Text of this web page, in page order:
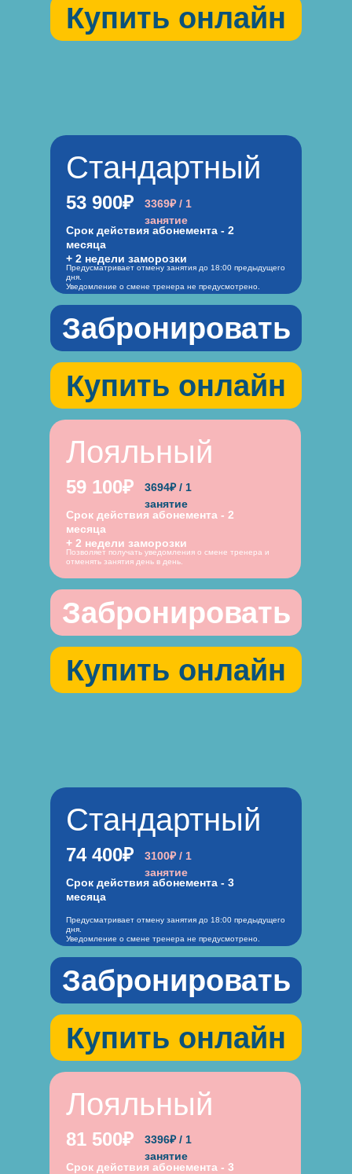
Купить онлайн
Предусматривает отмену занятия до 18:00 предыдущего
дня.
Уведомление о смене тренера не предусмотрено.
53 900₽
Срок действия абонемента - 2
месяца
+ 2 недели заморозки
3369₽ / 1
занятие
Стандартный
Позволяет получать уведомления о смене тренера и
отменять занятия день в день.
59 100₽
Срок действия абонемента - 2
месяца
+ 2 недели заморозки
3694₽ / 1
занятие
Лояльный
Забронировать
Купить онлайн
Забронировать
Купить онлайн
Предусматривает отмену занятия до 18:00 предыдущего
дня.
Уведомление о смене тренера не предусмотрено.
74 400₽
Срок действия абонемента - 3
месяца
3100₽ / 1
занятие
Стандартный
81 500₽
Срок действия абонемента - 3
3396₽ / 1
занятие
Лояльный
Забронировать
Купить онлайн